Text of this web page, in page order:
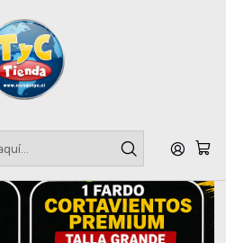
de Fardos !!
y Chaquetas
Talla Grande Premium